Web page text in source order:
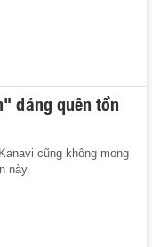
đáng quên tồn
cũng không mong
này.